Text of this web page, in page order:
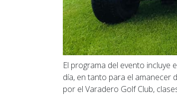
El programa del evento incluye
día, en tanto para el amanecer
por el Varadero Golf Club,